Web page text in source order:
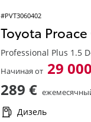
#PVT3060402
Toyota
Professional Plus 1.5
Начиная от 29
289 €
Дизель